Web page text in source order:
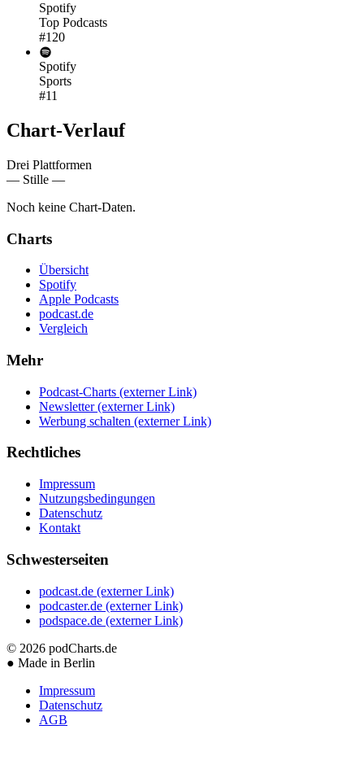
Spotify
Top Podcasts
#120
Spotify
Sports
#11
Chart-Verlauf
Drei Plattformen
— Stille —
Noch keine Chart-Daten.
Charts
Übersicht
Spotify
Apple Podcasts
podcast.de
Vergleich
Mehr
Podcast-Charts (externer Link)
Newsletter (externer Link)
Werbung schalten (externer Link)
Rechtliches
Impressum
Nutzungsbedingungen
Datenschutz
Kontakt
Schwesterseiten
podcast.de (externer Link)
podcaster.de (externer Link)
podspace.de (externer Link)
© 2026 podCharts.de
● Made in Berlin
Impressum
Datenschutz
AGB